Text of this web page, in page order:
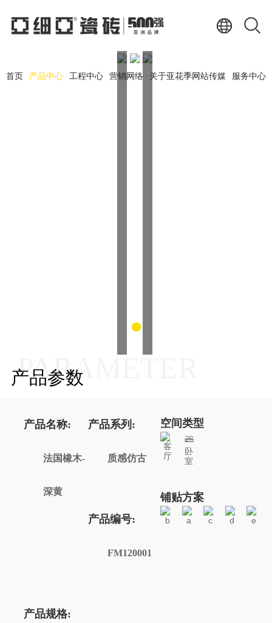
首页 产品中心 工程中心 营销网络 关于亚花季网站传媒 服务中心
产品参数
PARAMETER
产品名称:
法国橡木-
深黄
产品系列:
质感仿古
产品编号:
FM120001
产品规格:
空间类型
客
厅
卧
室
铺贴方案
b a c d e